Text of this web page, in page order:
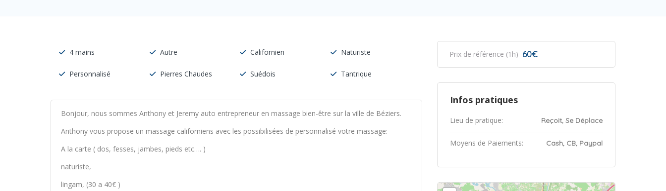
4 mains Autre Californien Naturiste
Personnalisé Pierres Chaudes Suédois Tantrique
Bonjour, nous sommes Anthony et Jeremy auto entrepreneur en massage bien-être sur la ville de Béziers.
Anthony vous propose un massage californiens avec les possibilisées de personnalisé votre massage:
A la carte ( dos, fesses, jambes, pieds etc…. )
naturiste,
lingam, (30 a 40€ )
Prix de référence (1h) 60€
Infos pratiques
Lieu de pratique: Reçoit, Se Déplace
Moyens de Paiements: Cash, CB, Paypal